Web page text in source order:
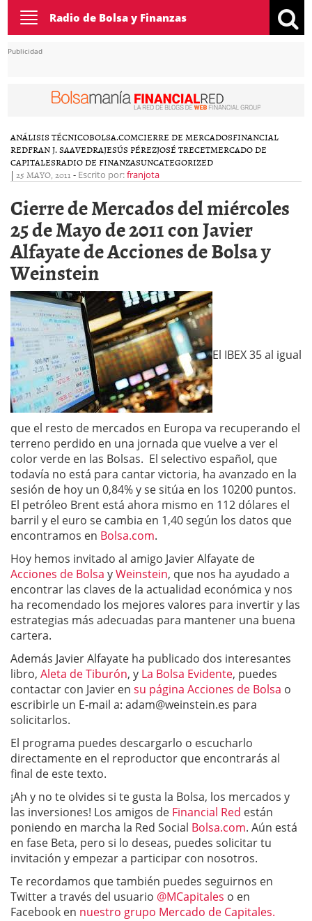
Toggle
navigation
Radio de Bolsa y Finanzas
Publicidad
ANÁLISIS TÉCNICOBOLSA.COMCIERRE DE MERCADOSFINANCIAL
REDFRAN J. SAAVEDRAJESÚS PÉREZJOSÉ TRECETMERCADO DE
CAPITALESRADIO DE FINANZASUNCATEGORIZED
| 25 MAYO, 2011 - Escrito por:franjota
Cierre de Mercados del miércoles
25 de Mayo de 2011 con Javier
Alfayate de Acciones de Bolsa y
Weinstein
El IBEX 35 al igual
que el resto de mercados en Europa va recuperando el
terreno perdido en una jornada que vuelve a ver el
color verde en las Bolsas. El selectivo español, que
todavía no está para cantar victoria, ha avanzado en la
sesión de hoy un 0,84% y se sitúa en los 10200 puntos.
El petróleo Brent está ahora mismo en 112 dólares el
barril y el euro se cambia en 1,40 según los datos que
encontramos en Bolsa.com.
Hoy hemos invitado al amigo Javier Alfayate de
Acciones de Bolsa yWeinstein, que nos ha ayudado a
encontrar las claves de la actualidad económica y nos
ha recomendado los mejores valores para invertir y las
estrategias más adecuadas para mantener una buena
cartera.
Además Javier Alfayate ha publicado dos interesantes
libro, Aleta de Tiburón, y La Bolsa Evidente, puedes
contactar con Javier en su página Acciones de Bolsa o
escribirle un E-mail a: adam@weinstein.es para
solicitarlos.
El programa puedes descargarlo o escucharlo
directamente en el reproductor que encontrarás al
final de este texto.
¡Ah y no te olvides si te gusta la Bolsa, los mercados y
las inversiones! Los amigos de Financial Red están
poniendo en marcha la Red Social Bolsa.com. Aún está
en fase Beta, pero si lo deseas, puedes solicitar tu
invitación y empezar a participar con nosotros.
Te recordamos que también puedes seguirnos en
Twitter a través del usuario @MCapitales o en
Facebook en nuestro grupo Mercado de Capitales.